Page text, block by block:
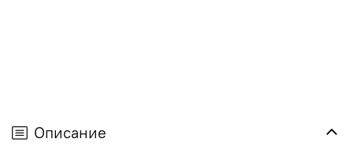
Описание